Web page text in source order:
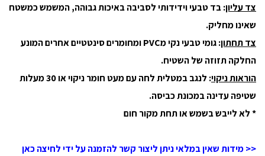
צד עליון: בד טבעי וידידותי לסביבה באיכות גבוהה, המשמש כמשטח
שאינו מחליק.
צד תחתון
: גומי טבעי נקי מPVC ומחומרים סינטטיים אחרים המונע
החלקה תזוזה של השטיח.
הוראות ניקוי
: לנגב במטלית לחה עם מעט חומר ניקוי או 30 מעלות
שטיפה עדינה במכונת כביסה.
* לא לייבש בשמש או תחת מקור חום
<< מידות שאין במלאי ניתן ליצור קשר להזמנה על ידי לחיצה כאן